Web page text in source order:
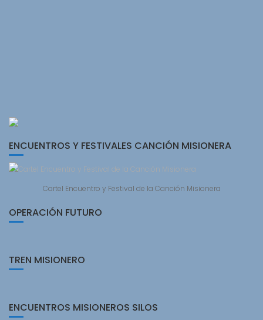
ENCUENTROS Y FESTIVALES CANCIÓN MISIONERA
Cartel Encuentro y Festival de la Canción Misionera
OPERACIÓN FUTURO
TREN MISIONERO
ENCUENTROS MISIONEROS SILOS